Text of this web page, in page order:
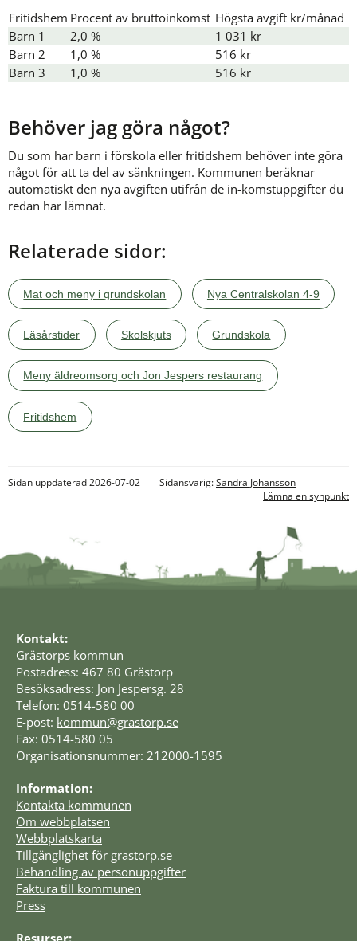
Fritidshem Procent av bruttoinkomst Högsta avgift kr/månad
Barn 1
2,0 %
1 031 kr
Barn 2
1,0 %
516 kr
Barn 3
1,0 % 516 kr
Behöver jag göra något?
Du som har barn i förskola eller fritidshem behöver inte göra
något för att ta del av sänkningen. Kommunen beräknar
automatiskt den nya avgiften utifrån de in-komstuppgifter du
redan har lämnat.
Relaterade sidor:
Mat och meny i grundskolan Nya Centralskolan 4-9
Läsårstider Skolskjuts Grundskola
Meny äldreomsorg och Jon Jespers restaurang
Fritidshem
Sidan uppdaterad 2026-07-02 Sidansvarig:Sandra Johansson
Lämna en synpunkt
Kontakt:
Grästorps kommun
Postadress: 467 80 Grästorp
Besöksadress: Jon Jespersg. 28
Telefon: 0514-580 00
E-post: kommun@grastorp.se
Fax: 0514-580 05
Organisationsnummer: 212000-1595
Information:
Kontakta kommunen
Om webbplatsen
Webbplatskarta
Tillgänglighet för grastorp.se
Behandling av personuppgifter
Faktura till kommunen
Press
Resurser: